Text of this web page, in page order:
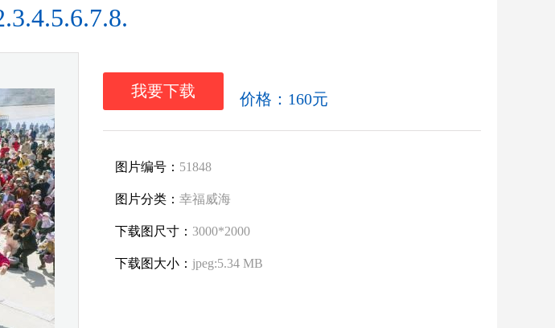
我要下载 价格：160元
图片编号： 51848
图片分类： 幸福威海
下载图尺寸： 3000*2000
下载图大小： jpeg:5.34 MB